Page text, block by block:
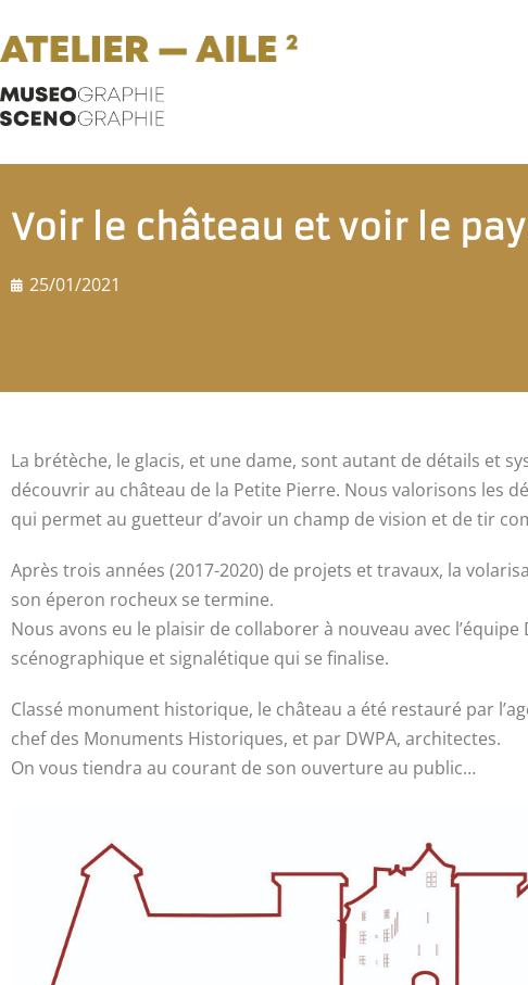
Voir le château et voir le
25/01/2021
La brétèche, le glacis, et une dame, sont autant de détails et
découvrir au château de la Petite Pierre. Nous valorisons les
qui permet au guetteur d’avoir un champ de vision et de tir
Après trois années (2017-2020) de projets et travaux, la
son éperon rocheux se termine.
Nous avons eu le plaisir de collaborer à nouveau avec
scénographique et signalétique qui se finalise.
Classé monument historique, le château a été restauré par
chef des Monuments Historiques, et par DWPA, architectes.
On vous tiendra au courant de son ouverture au public…